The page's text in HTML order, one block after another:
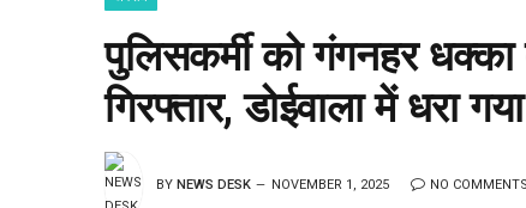
पुलिसकर्मी को गंगनहर
गिरफ्तार, डोईवाला में धरा
BY NEWS DESK NOVEMBER 1, 2025 NO COMMENTS